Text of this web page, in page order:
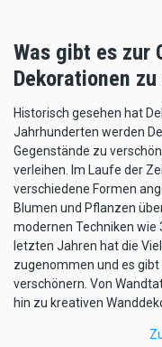
Was gibt es zur
Dekorationen
Historisch gesehen hat
Jahrhunderten werden
Gegenstände zu
verleihen. Im Laufe der
verschiedene Formen
Blumen und Pflanzen
modernen Techniken wie
letzten Jahren hat die
zugenommen und es
verschönern. Von
hin zu kreativen